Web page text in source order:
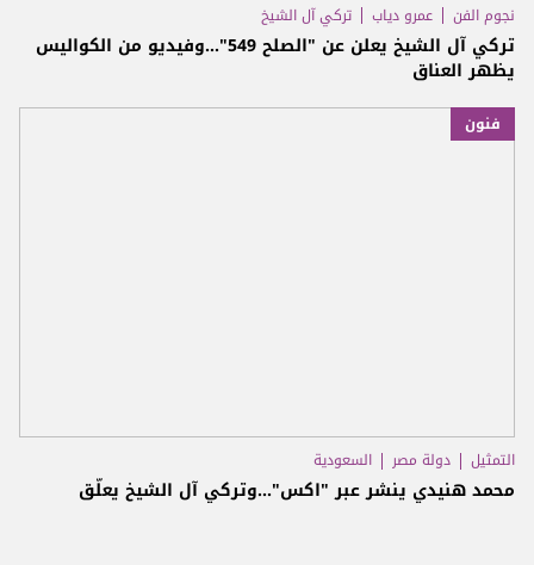
نجوم الفن عمرو دياب تركي آل الشيخ
تركي آل الشيخ يعلن عن "الصلح 549"...وفيديو من الكواليس
يظهر العناق
فنون
التمثيل دولة مصر السعودية
محمد هنيدي ينشر عبر "اكس"...وتركي آل الشيخ يعلّق